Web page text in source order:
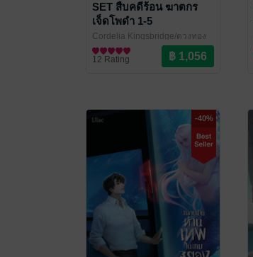
SET สืบคดีร้อน ฆาตกร
เจ็ดโพดำ 1-5
Cordelia Kingsbridge/ตวงทอง
สรประเสริฐ
/ Lilac Novel
นิยายวาย Boy Love / Yaoi
12 Rating
-40%